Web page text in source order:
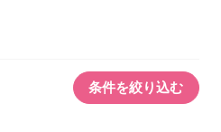
条件を絞り込む